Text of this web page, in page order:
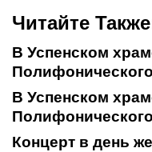
Читайте
В Успенском
В Успенском
Концерт в день